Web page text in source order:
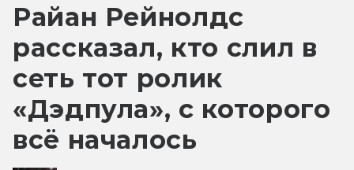
Райан Рейнолдс
рассказал, кто слил в
сеть тот ролик
«Дэдпула», с которого
всё началось